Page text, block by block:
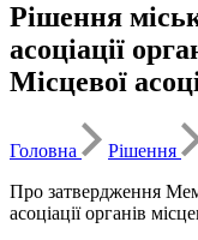
Рішення
асоціації
Місцевої
Головна
Рішення
Про затвердження
асоціації органів